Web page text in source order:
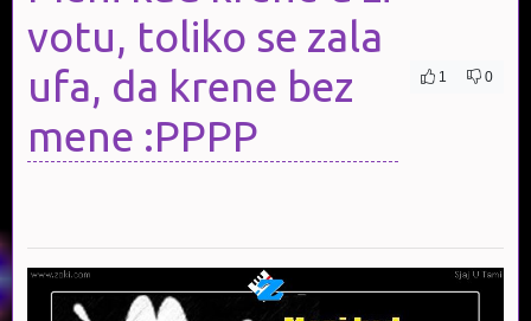
votu, toliko se zala
ufa, da krene bez
mene :PPPP
1 0